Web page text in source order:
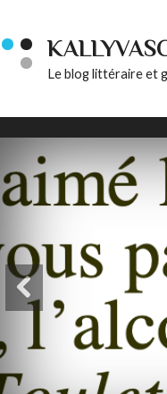
Le blog littéraire et